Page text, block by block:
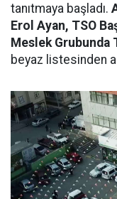
tanıtmaya başladı.
Erol Ayan, TSO
Meslek Grubunda
beyaz listesinden